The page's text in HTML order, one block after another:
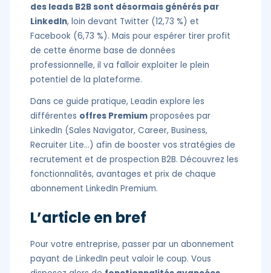
des leads B2B sont désormais générés par
LinkedIn, loin devant Twitter (12,73 %) et
Facebook (6,73 %). Mais pour espérer tirer profit
de cette énorme base de données
professionnelle, il va falloir exploiter le plein
potentiel de la plateforme.
Dans ce guide pratique, Leadin explore les
différentes offres Premium proposées par
LinkedIn (Sales Navigator, Career, Business,
Recruiter Lite…) afin de booster vos stratégies de
recrutement et de prospection B2B. Découvrez les
fonctionnalités, avantages et prix de chaque
abonnement LinkedIn Premium.
L’article en bref
Pour votre entreprise, passer par un abonnement
payant de LinkedIn peut valoir le coup. Vous